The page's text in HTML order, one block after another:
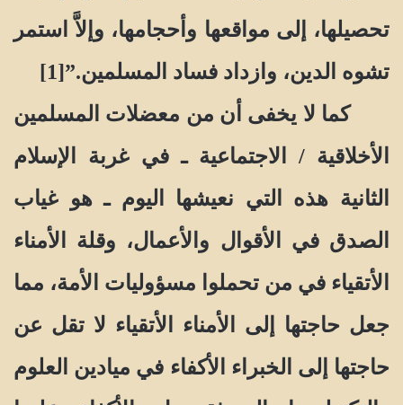
تحصيلها، إلى مواقعها وأحجامها، وإلاَّ استمر
تشوه الدين، وازداد فساد المسلمين.”[1]
كما لا يخفى أن من معضلات المسلمين
الأخلاقية / الاجتماعية ـ في غربة الإسلام
الثانية هذه التي نعيشها اليوم ـ هو غياب
الصدق في الأقوال والأعمال، وقلة الأمناء
الأتقياء في من تحملوا مسؤوليات الأمة، مما
جعل حاجتها إلى الأمناء الأتقياء لا تقل عن
حاجتها إلى الخبراء الأكفاء في ميادين العلوم